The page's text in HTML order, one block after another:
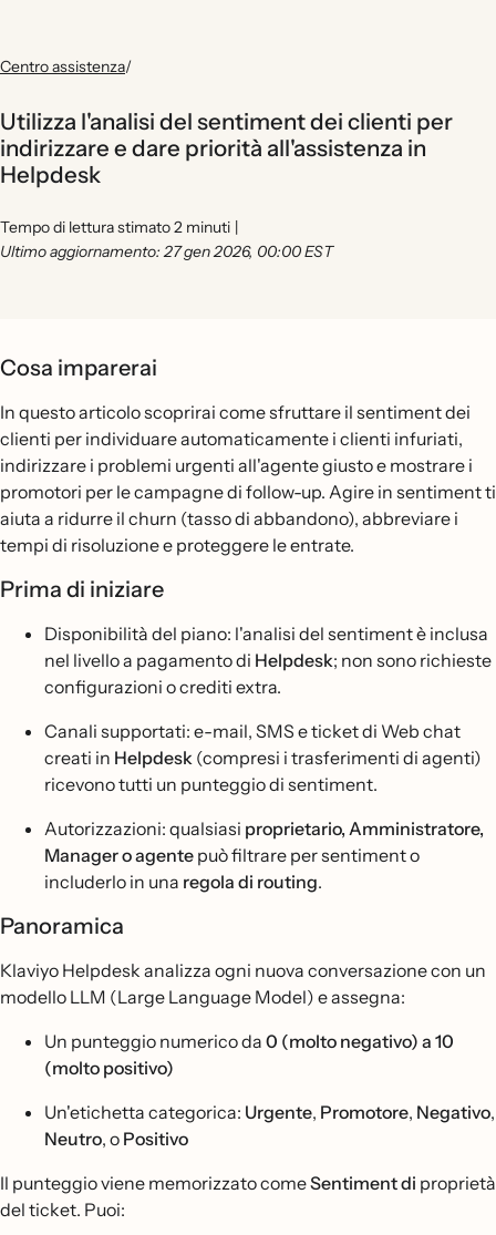
Centro assistenza/
Utilizza l'analisi del sentiment dei clienti per
indirizzare e dare priorità all'assistenza in
Helpdesk
Tempo di lettura stimato 2 minuti |
Ultimo aggiornamento: 27 gen 2026, 00:00 EST
Cosa imparerai
In questo articolo scoprirai come sfruttare il sentiment dei
clienti per individuare automaticamente i clienti infuriati,
indirizzare i problemi urgenti all'agente giusto e mostrare i
promotori per le campagne di follow-up. Agire in sentiment ti
aiuta a ridurre il churn (tasso di abbandono), abbreviare i
tempi di risoluzione e proteggere le entrate.
Prima di iniziare
Disponibilità del piano: l'analisi del sentiment è inclusa
nel livello a pagamento di Helpdesk; non sono richieste
configurazioni o crediti extra.
Canali supportati: e-mail, SMS e ticket di Web chat
creati in Helpdesk (compresi i trasferimenti di agenti)
ricevono tutti un punteggio di sentiment.
Autorizzazioni: qualsiasi proprietario, Amministratore,
Manager o agente può filtrare per sentiment o
includerlo in una regola di routing.
Panoramica
Klaviyo Helpdesk analizza ogni nuova conversazione con un
modello LLM (Large Language Model) e assegna:
Un punteggio numerico da 0 (molto negativo) a 10
(molto positivo)
Un'etichetta categorica: Urgente, Promotore, Negativo,
Neutro, o Positivo
Il punteggio viene memorizzato comeSentiment di proprietà
del ticket. Puoi: